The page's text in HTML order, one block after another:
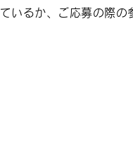
いるか、ご応募の際の